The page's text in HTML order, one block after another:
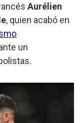
Aurélien
, quien acabó en
un